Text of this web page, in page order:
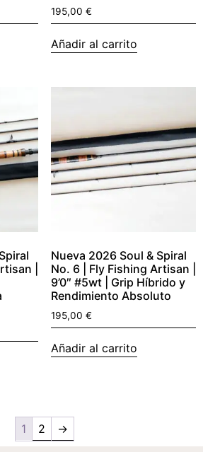
195,00 €
Añadir al carrito
|
Nueva 2026 Soul & Spiral
No. 6 | Fly Fishing Artisan |
9’0″ #5wt | Grip Híbrido y
Rendimiento Absoluto
195,00 €
Añadir al carrito
1 2 →